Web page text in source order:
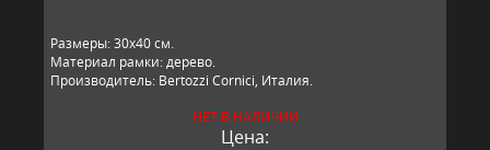
​Размеры: 30х40 см.
Материал рамки: дерево.
Производитель: Bertozzi Cornici, Италия.
НЕТ В НАЛИЧИИ
Цена: